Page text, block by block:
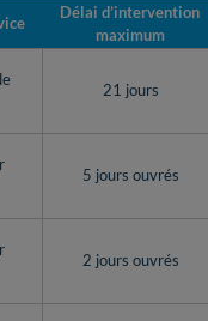
Délai d’intervention
maximum
21 jours
5 jours ouvrés
2 jours ouvrés